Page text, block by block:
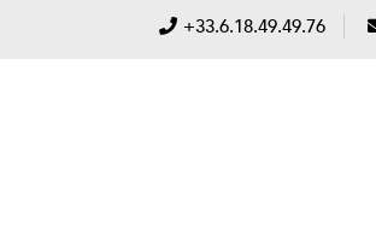
+33.6.18.49.49.76